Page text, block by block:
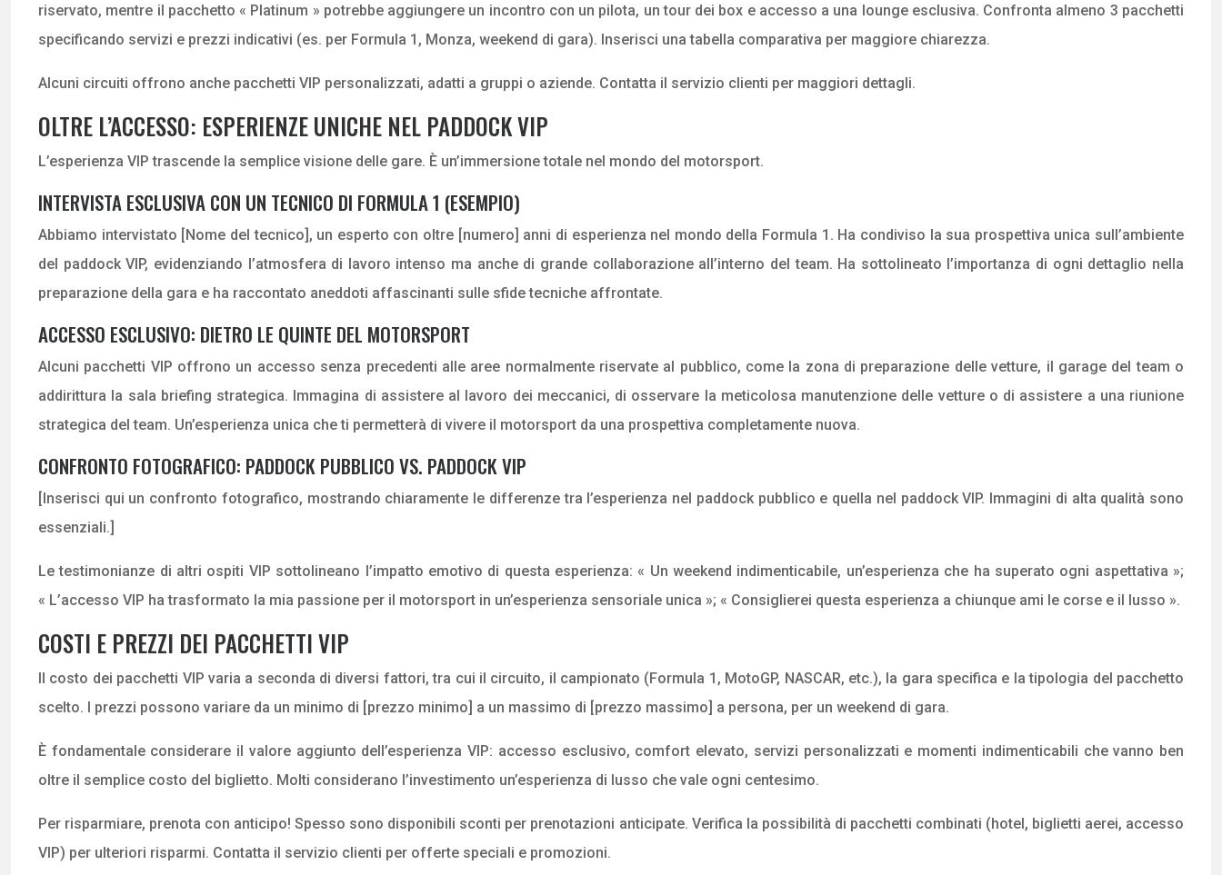
riservato, mentre il pacchetto « Platinum » potrebbe aggiungere un incontro con un pilota, un tour dei box e accesso a una lounge esclusiva. Confronta almeno 3 pacchetti
specificando servizi e prezzi indicativi (es. per Formula 1, Monza, weekend di gara). Inserisci una tabella comparativa per maggiore chiarezza.
Alcuni circuiti offrono anche pacchetti VIP personalizzati, adatti a gruppi o aziende. Contatta il servizio clienti per maggiori dettagli.
OLTRE L’ACCESSO: ESPERIENZE UNICHE NEL PADDOCK VIP
L’esperienza VIP trascende la semplice visione delle gare. È un’immersione totale nel mondo del motorsport.
INTERVISTA ESCLUSIVA CON UN TECNICO DI FORMULA 1 (ESEMPIO)
Abbiamo intervistato [Nome del tecnico], un esperto con oltre [numero] anni di esperienza nel mondo della Formula 1. Ha condiviso la sua prospettiva unica sull’ambiente
del paddock VIP, evidenziando l’atmosfera di lavoro intenso ma anche di grande collaborazione all’interno del team. Ha sottolineato l’importanza di ogni dettaglio nella
preparazione della gara e ha raccontato aneddoti affascinanti sulle sfide tecniche affrontate.
ACCESSO ESCLUSIVO: DIETRO LE QUINTE DEL MOTORSPORT
Alcuni pacchetti VIP offrono un accesso senza precedenti alle aree normalmente riservate al pubblico, come la zona di preparazione delle vetture, il garage del team o
addirittura la sala briefing strategica. Immagina di assistere al lavoro dei meccanici, di osservare la meticolosa manutenzione delle vetture o di assistere a una riunione
strategica del team. Un’esperienza unica che ti permetterà di vivere il motorsport da una prospettiva completamente nuova.
CONFRONTO FOTOGRAFICO: PADDOCK PUBBLICO VS. PADDOCK VIP
[Inserisci qui un confronto fotografico, mostrando chiaramente le differenze tra l’esperienza nel paddock pubblico e quella nel paddock VIP. Immagini di alta qualità sono
essenziali.]
Le testimonianze di altri ospiti VIP sottolineano l’impatto emotivo di questa esperienza: « Un weekend indimenticabile, un’esperienza che ha superato ogni aspettativa »;
« L’accesso VIP ha trasformato la mia passione per il motorsport in un’esperienza sensoriale unica »; « Consiglierei questa esperienza a chiunque ami le corse e il lusso ».
COSTI E PREZZI DEI PACCHETTI VIP
Il costo dei pacchetti VIP varia a seconda di diversi fattori, tra cui il circuito, il campionato (Formula 1, MotoGP, NASCAR, etc.), la gara specifica e la tipologia del pacchetto
scelto. I prezzi possono variare da un minimo di [prezzo minimo] a un massimo di [prezzo massimo] a persona, per un weekend di gara.
È fondamentale considerare il valore aggiunto dell’esperienza VIP: accesso esclusivo, comfort elevato, servizi personalizzati e momenti indimenticabili che vanno ben
oltre il semplice costo del biglietto. Molti considerano l’investimento un’esperienza di lusso che vale ogni centesimo.
Per risparmiare, prenota con anticipo! Spesso sono disponibili sconti per prenotazioni anticipate. Verifica la possibilità di pacchetti combinati (hotel, biglietti aerei, accesso
VIP) per ulteriori risparmi. Contatta il servizio clienti per offerte speciali e promozioni.